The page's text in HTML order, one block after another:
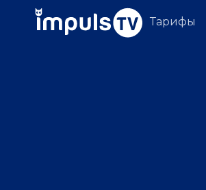
Тарифы